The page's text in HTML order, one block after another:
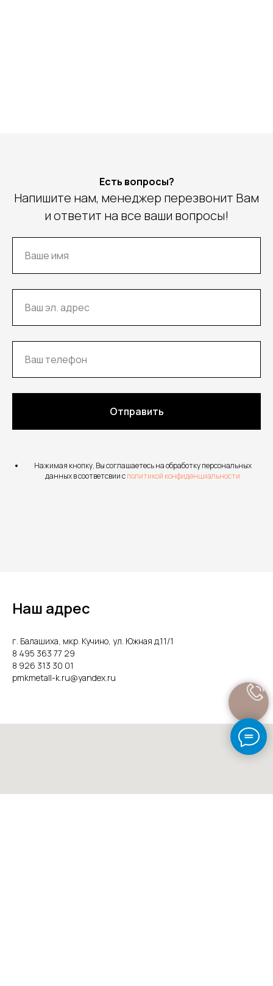
Есть вопросы?
Напишите нам, менеджер перезвонит Вам
и ответит на все ваши вопросы!
Отправить
Нажимая кнопку, Вы соглашаетесь на обработку персональных
данных в соответсвии сполитикой конфиденциальности
Наш адрес
г. Балашиха, мкр. Кучино, ул. Южная д.11/1
8 495 363 77 29
8 926 313 30 01
pmkmetall-k.ru@yandex.ru